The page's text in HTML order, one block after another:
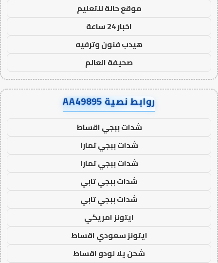
موقع حالة للتعليم
اخبار 24 ساعة
هيدب فنون وترفيه
صحيفة العالم
روابط نصية AA49895
شدات ببجي اقساط
شدات ببجي تمارا
شدات ببجي تمارا
شدات ببجي تابي
شدات ببجي تابي
ايتونز امريكي
ايتونز سعودي اقساط
شحن يلا لودو اقساط